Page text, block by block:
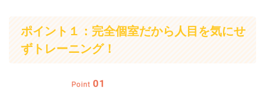
ポイント１：完全個室だから人目を気にせ
ずトレーニング！